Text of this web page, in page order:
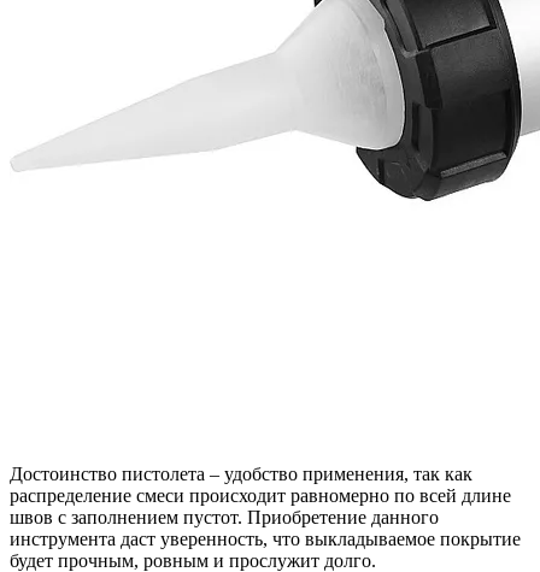
Достоинство пистолета – удобство применения, так как
распределение смеси происходит равномерно по всей длине
швов с заполнением пустот. Приобретение данного
инструмента даст уверенность, что выкладываемое покрытие
будет прочным, ровным и прослужит долго.